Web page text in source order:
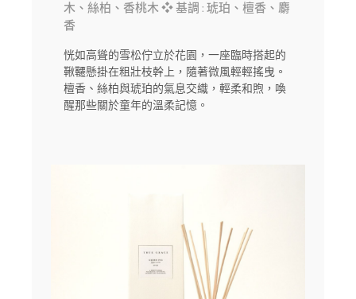
木、絲柏、香桃木 ❖ 基調 : 琥珀、檀香、麝
香
恍如高聳的雪松佇立於花園，一座臨時搭起的
鞦韆懸掛在粗壯枝幹上，隨著微風輕輕搖曳。
檀香、絲柏與琥珀的氣息交織，輕柔和煦，喚
醒那些關於童年的溫柔記憶。